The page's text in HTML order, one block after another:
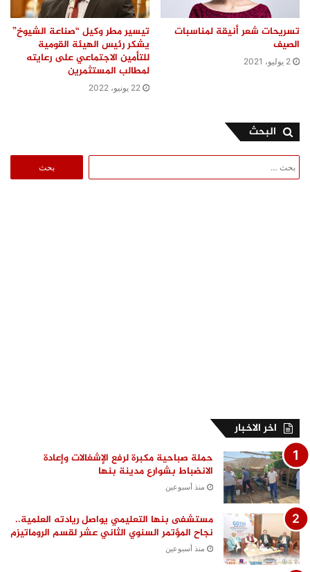
تسريحات شعر أنيقة لمناسبات
الصيف
2 يوليو، 2021
تيسير مطر وكيل “صناعة الشيوخ”
يشكر رئيس الهيئة القومية
للتأمين الاجتماعي على رعايته
لمطالب المستثمرين
22 يونيو، 2022
البحث
عن:
اخر الاخبار
حملة صباحية مكبرة لرفع الإشغالات وإعادة
الانضباط بشوارع مدينة بنها
منذ أسبوعين
مستشفى بنها التعليمي يواصل ريادته العلمية..
نجاح المؤتمر السنوي الثاني عشر لقسم الروماتيزم
منذ أسبوعين